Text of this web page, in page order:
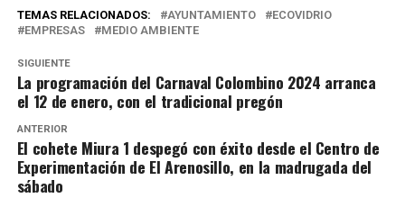
TEMAS RELACIONADOS: AYUNTAMIENTO
ECOVIDRIO
EMPRESAS
MEDIO AMBIENTE
SIGUIENTE
La programación del Carnaval Colombino 2024 arranca
el 12 de enero, con el tradicional pregón
ANTERIOR
El cohete Miura 1 despegó con éxito desde el Centro de
Experimentación de El Arenosillo, en la madrugada del
sábado